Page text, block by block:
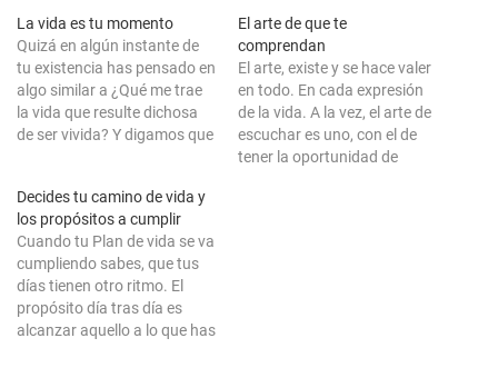
La vida es tu momento
Quizá en algún instante de
tu existencia has pensado en
algo similar a ¿Qué me trae
la vida que resulte dichosa
de ser vivida? Y digamos que
respuesta? Con todo y más,
quizá antes de nada,
debieras preguntarte
realmente, si te has…
El arte de que te
comprendan
El arte, existe y se hace valer
en todo. En cada expresión
de la vida. A la vez, el arte de
escuchar es uno, con el de
tener la oportunidad de
Decides tu camino de vida y
los propósitos a cumplir
Cuando tu Plan de vida se va
cumpliendo sabes, que tus
días tienen otro ritmo. El
propósito día tras día es
alcanzar aquello a lo que has